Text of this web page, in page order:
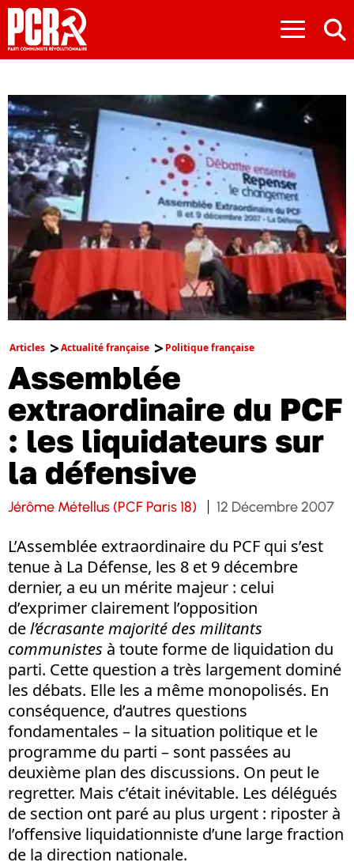
≡
Articles Actualité française Politique française
Assemblée
extraordinaire du PCF
: les liquidateurs sur
la défensive
Jérôme Métellus (PCF Paris 18) 12 Décembre 2007
L’Assemblée extraordinaire du PCF qui s’est
tenue à La Défense, les 8 et 9 décembre
dernier, a eu un mérite majeur : celui
d’exprimer clairement l’opposition
del’écrasante majorité des militants
communistes à toute forme de liquidation du
parti. Cette question a très largement dominé
les débats. Elle les a même monopolisés. En
conséquence, d’autres questions
fondamentales – la situation politique et le
programme du parti – sont passées au
deuxième plan des discussions. On peut le
regretter. Mais c’était inévitable. Les délégués
de section ont paré au plus urgent : riposter à
l’offensive liquidationniste d’une large fraction
de la direction nationale.